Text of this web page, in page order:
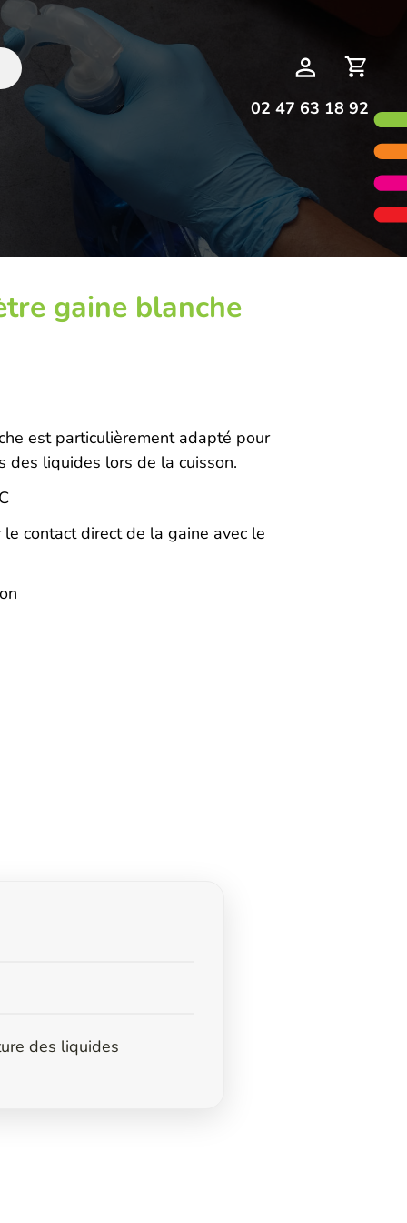
Mon
devis
02 47 63 18 92
gaine blanche
est particulièrement adapté pour
des liquides lors de la cuisson.
contact direct de la gaine avec le
des liquides